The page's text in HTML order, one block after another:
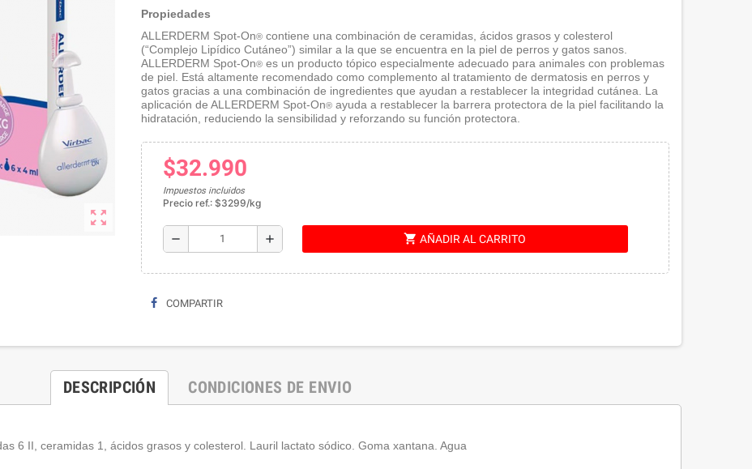
zoom_out_map
Propiedades
ALLERDERM Spot-On®contiene una combinación de ceramidas, ácidos grasos y colesterol
(“Complejo Lipídico Cutáneo”) similar a la que se encuentra en la piel de perros y gatos sanos.
ALLERDERM Spot-On®es un producto tópico especialmente adecuado para animales con problemas
de piel. Está altamente recomendado como complemento al tratamiento de dermatosis en perros y
gatos gracias a una combinación de ingredientes que ayudan a restablecer la integridad cutánea. La
aplicación de ALLERDERM Spot-On®ayuda a restablecer la barrera protectora de la piel facilitando la
hidratación, reduciendo la sensibilidad y reforzando su función protectora.
$32.990
Impuestos incluidos
Precio ref.: $3299/kg
remove add shopping_cart AÑADIR AL CARRITO
COMPARTIR
DESCRIPCIÓN CONDICIONES DE ENVIO
6 II, ceramidas 1, ácidos grasos y colesterol. Lauril lactato sódico. Goma xantana. Agua